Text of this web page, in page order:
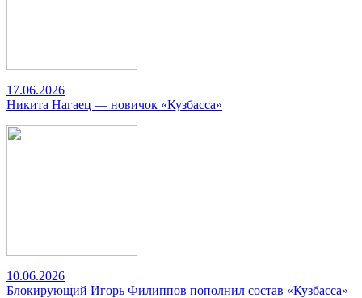
17.06.2026
Никита Нагаец — новичок «Кузбасса»
10.06.2026
Блокирующий Игорь Филиппов пополнил состав «Кузбасса»